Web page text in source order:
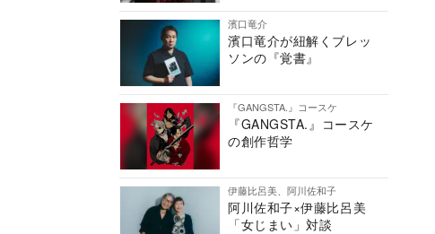
濱口竜介
濱口竜介が紐解くブレッ
ソンの『覚書』
『GANGSTA.』コースケ
『GANGSTA.』コースケ
の創作哲学
伊藤比呂美、阿川佐和子
阿川佐和子×伊藤比呂美
「女じまい」対談